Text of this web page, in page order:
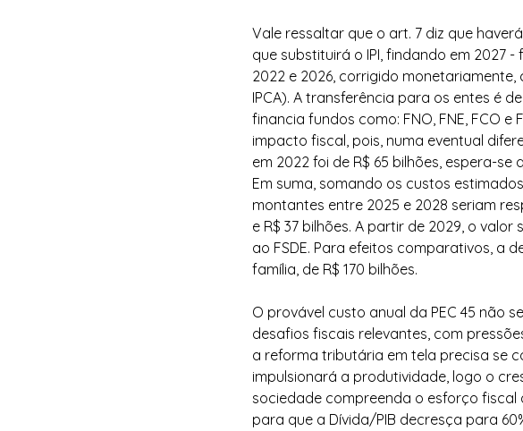
Vale ressaltar que o art. 7 diz que
que substituirá o IPI, findando em 2027
2022 e 2026, corrigido
IPCA). A transferência para os entes é
financia fundos como: FNO, FNE, FCO e
impacto fiscal, pois, numa eventual
em 2022 foi de R$ 65 bilhões, espera-
Em suma, somando os custos
montantes entre 2025 e 2028 seriam
e R$ 37 bilhões. A partir de 2029, o
ao FSDE. Para efeitos comparativos, a
família, de R$ 170 bilhões.
O provável custo anual da PEC 45 não
desafios fiscais relevantes, com
a reforma tributária em tela precisa se
impulsionará a produtividade, logo o
sociedade compreenda o esforço
para que a Dívida/PIB decresça para